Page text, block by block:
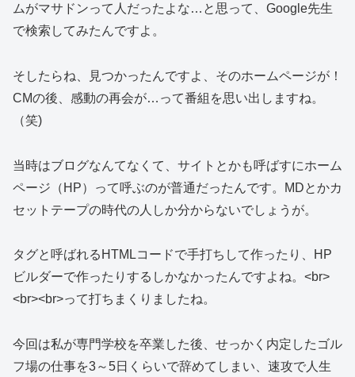
ムがマサドンって人だったよな…と思って、Google先生
で検索してみたんですよ。
そしたらね、見つかったんですよ、そのホームページが！
CMの後、感動の再会が…って番組を思い出しますね。
（笑)
当時はブログなんてなくて、サイトとかも呼ばすにホーム
ページ（HP）って呼ぶのが普通だったんです。MDとかカ
セットテープの時代の人しか分からないでしょうが。
タグと呼ばれるHTMLコードで手打ちして作ったり、HP
ビルダーで作ったりするしかなかったんですよね。<br>
<br><br>って打ちまくりましたね。
今回は私が専門学校を卒業した後、せっかく内定したゴル
フ場の仕事を3～5日くらいで辞めてしまい、速攻で人生